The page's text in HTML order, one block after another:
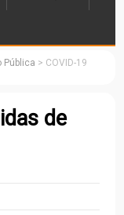
Pública > COVID-19
de